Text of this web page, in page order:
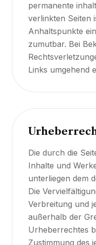
permanente
verlinkten Seiten
Anhaltspunkte
zumutbar. Bei
Links umgehend
Die durch die
Inhalte und
unterliegen dem
Die
Verbreitung und
außerhalb der
Urheberrechtes
Zustimmung des